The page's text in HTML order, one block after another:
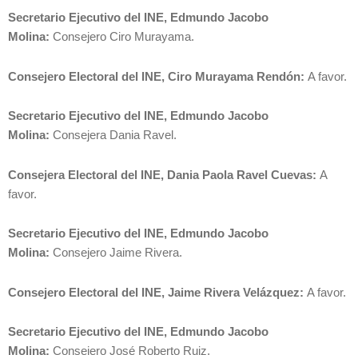
Secretario Ejecutivo del INE, Edmundo Jacobo
Molina: Consejero Ciro Murayama.
Consejero Electoral del INE, Ciro Murayama Rendón: A favor.
Secretario Ejecutivo del INE, Edmundo Jacobo
Molina: Consejera Dania Ravel.
Consejera Electoral del INE, Dania Paola Ravel Cuevas: A
favor.
Secretario Ejecutivo del INE, Edmundo Jacobo
Molina: Consejero Jaime Rivera.
Consejero Electoral del INE, Jaime Rivera Velázquez: A favor.
Secretario Ejecutivo del INE, Edmundo Jacobo
Molina: Consejero José Roberto Ruiz.